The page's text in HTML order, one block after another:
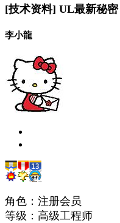
[技术资料] UL最新秘密
李小龍
角色：注册会员
等级：高级工程师